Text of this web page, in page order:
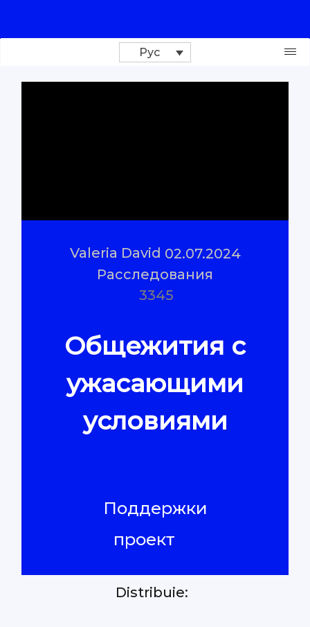
#Проверено
#Объяснено
Контакты
Рус
Valeria David 02.07.2024
Расследования
3345
Общежития с
ужасающими
условиями
Поддержки
проект
Distribuie: